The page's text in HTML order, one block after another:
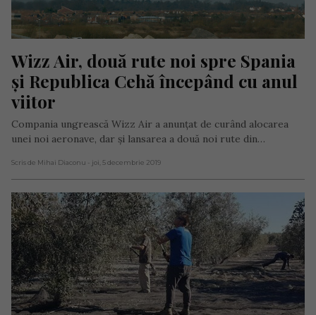
Wizz Air, două rute noi spre Spania
și Republica Cehă începând cu anul
viitor
Compania ungrească Wizz Air a anunțat de curând alocarea
unei noi aeronave, dar și lansarea a două noi rute din…
Scris de Mihai Diaconu - joi, 5 decembrie 2019